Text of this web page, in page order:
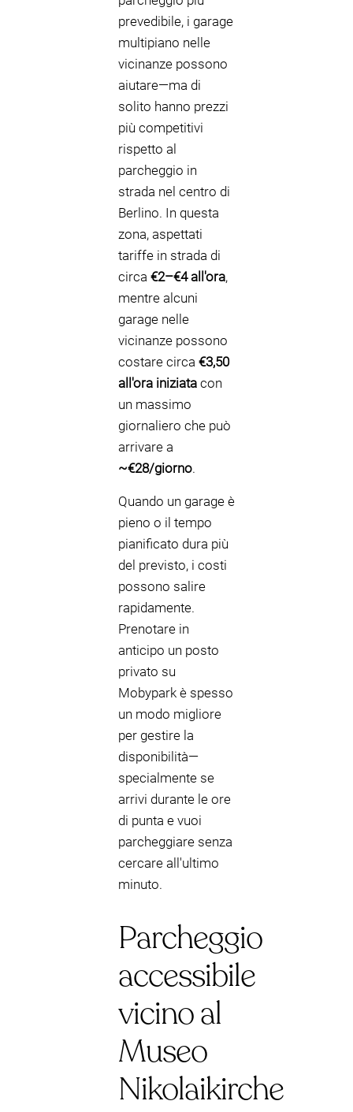
prevedibile, i garage
multipiano nelle
vicinanze possono
aiutare—ma di
solito hanno prezzi
più competitivi
rispetto al
parcheggio in
strada nel centro di
Berlino. In questa
zona, aspettati
tariffe in strada di
circa €2–€4 all'ora,
mentre alcuni
garage nelle
vicinanze possono
costare circa €3,50
all'ora iniziata con
un massimo
giornaliero che può
arrivare a
~€28/giorno.
Quando un garage è
pieno o il tempo
pianificato dura più
del previsto, i costi
possono salire
rapidamente.
Prenotare in
anticipo un posto
privato su
Mobypark è spesso
un modo migliore
per gestire la
disponibilità—
specialmente se
arrivi durante le ore
di punta e vuoi
parcheggiare senza
cercare all'ultimo
minuto.
Parcheggio
accessibile
vicino al
Museo
Nikolaikirche